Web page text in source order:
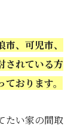
、可児市、
されている方
おります。
たい家の間取